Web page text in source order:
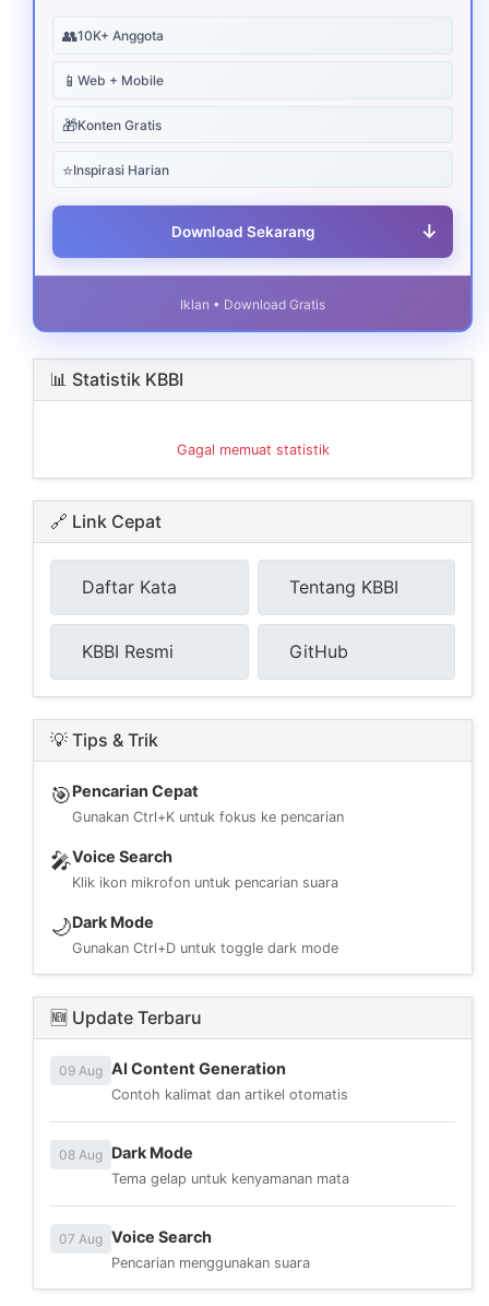
👥10K+ Anggota
📱 Web + Mobile
🎁Konten Gratis
⭐Inspirasi Harian
Download Sekarang ↓
Iklan • Download Gratis
📊 Statistik KBBI
Gagal memuat statistik
🔗 Link Cepat
Daftar Kata Tentang KBBI
KBBI Resmi GitHub
💡 Tips & Trik
🎯Pencarian Cepat
Gunakan Ctrl+K untuk fokus ke pencarian
🎤Voice Search
Klik ikon mikrofon untuk pencarian suara
🌙Dark Mode
Gunakan Ctrl+D untuk toggle dark mode
🆕 Update Terbaru
09 Aug AI Content Generation
Contoh kalimat dan artikel otomatis
08 Aug Dark Mode
Tema gelap untuk kenyamanan mata
07 Aug Voice Search
Pencarian menggunakan suara